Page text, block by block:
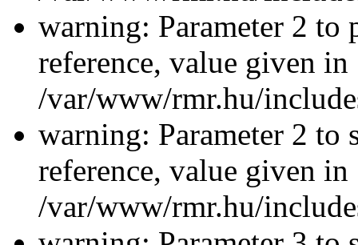
warning: Parameter 2 to
reference, value given in
/var/www/rmr.hu/
warning: Parameter 2 to
reference, value given in
/var/www/rmr.hu/